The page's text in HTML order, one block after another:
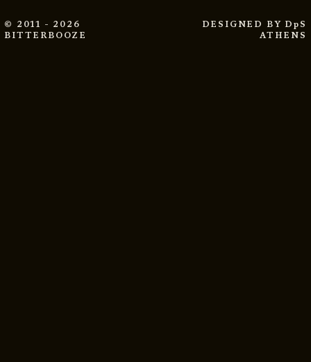
© 2011 - 2026
BITTERBOOZE
DESIGNED BY DpS
ATHENS